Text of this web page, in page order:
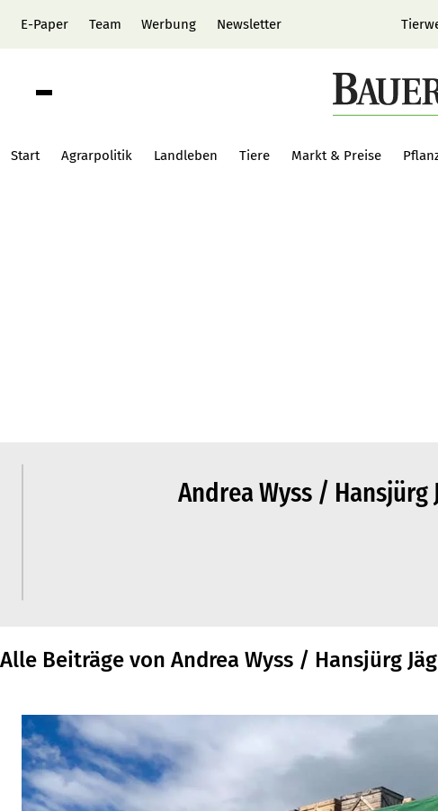
E-Paper Team Werbung Newsletter
Start Agrarpolitik Landleben Tiere Markt & Preise
Andrea Wyss / Hansjürg
Alle Beiträge von Andrea Wyss / Hansjürg